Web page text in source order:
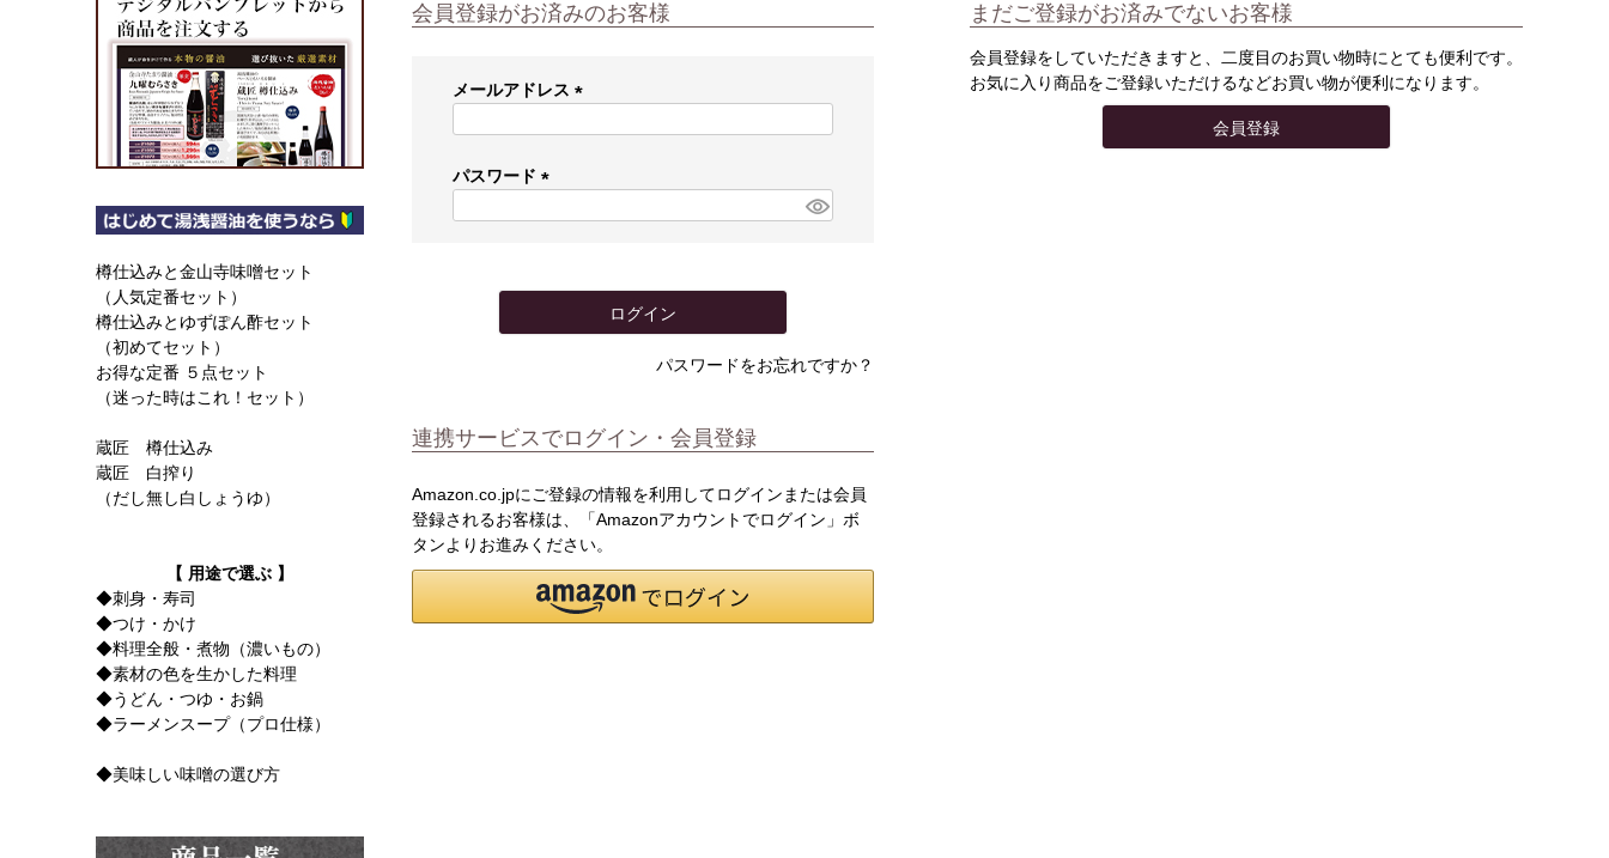
樽仕込みと金山寺味噌セット
（人気定番セット）
樽仕込みとゆずぽん酢セット
（初めてセット）
お得な定番 ５点セット
（迷った時はこれ！セット）
蔵匠 樽仕込み
蔵匠 白搾り
（だし無し白しょうゆ）
【 用途で選ぶ 】
◆刺身・寿司
◆つけ・かけ
◆料理全般・煮物（濃いもの）
◆素材の色を生かした料理
◆うどん・つゆ・お鍋
◆ラーメンスープ（プロ仕様）
◆美味しい味噌の選び方
会員登録がお済みのお客様
メールアドレス
)
パスワード
ログイン
パスワードをお忘れですか？
連携サービスでログイン・会員登録
Amazon.co.jpにご登録の情報を利用してログインまたは会員
登録されるお客様は、「Amazonアカウントでログイン」ボ
タンよりお進みください。
まだご登録がお済みでないお客様
会員登録をしていただきますと、二度目のお買い物時にとても便利です。
お気に入り商品をご登録いただけるなどお買い物が便利になります。
会員登録